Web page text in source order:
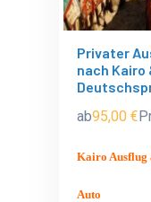
Privater
nach Kairo
ab95,00 €
Kairo Ausflug
Auto